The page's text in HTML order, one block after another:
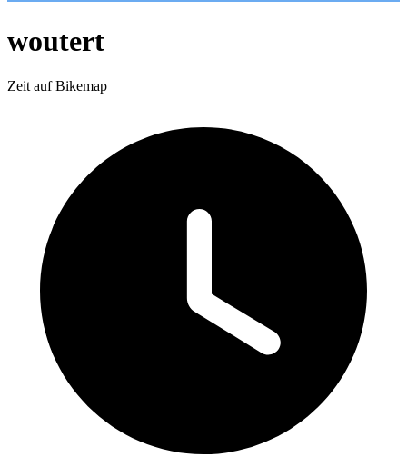
woutert
Zeit auf Bikemap